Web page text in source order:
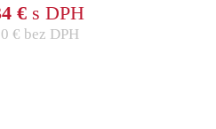
€ s DPH
€ bez DPH